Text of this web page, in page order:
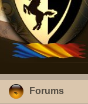
Forums